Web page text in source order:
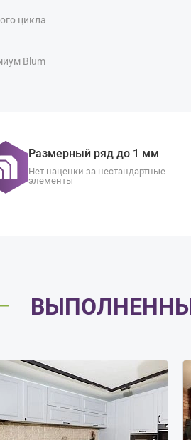
цикла
Blum
Размерный ряд до 1 мм
Нет наценки за нестандартные
элементы